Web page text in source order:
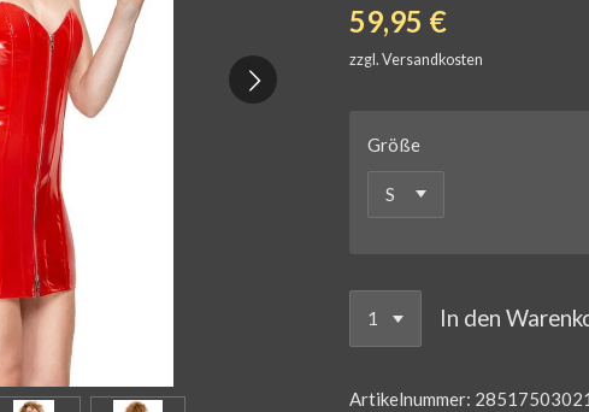
59,95 €
zzgl. Versandkosten
Größe
In den
Artikelnummer: